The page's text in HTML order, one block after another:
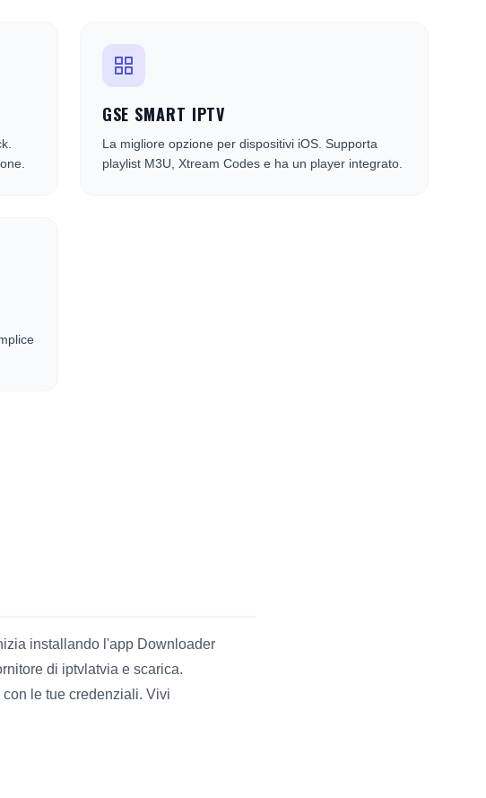
GSE SMART IPTV
La migliore opzione per dispositivi iOS. Supporta
playlist M3U, Xtream Codes e ha un player integrato.
installando l'app Downloader
di iptvlatvia e scarica.
le tue credenziali. Vivi